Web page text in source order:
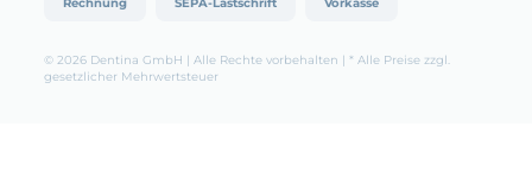
© 2026 Dentina GmbH | Alle Rechte vorbehalten | * Alle Preise zzgl.
gesetzlicher Mehrwertsteuer